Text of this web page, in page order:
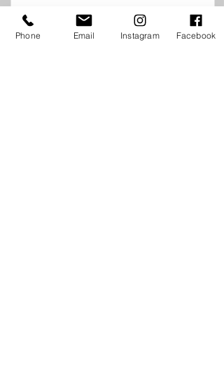
Send
Phone Email Instagram Facebook